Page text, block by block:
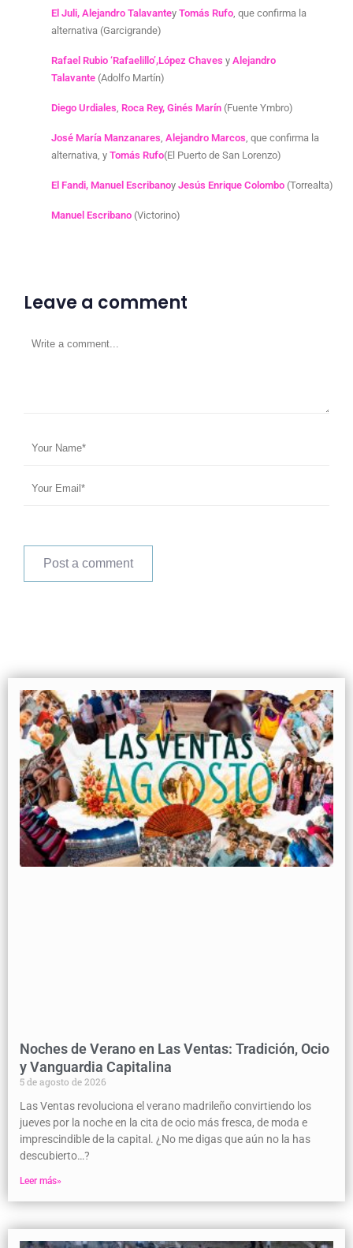
El Juli, Alejandro Talavantey Tomás Rufo, que confirma la
alternativa (Garcigrande)
Rafael Rubio ‘Rafaelillo’,López Chaves y Alejandro
Talavante (Adolfo Martín)
Diego Urdiales, Roca Rey, Ginés Marín (Fuente Ymbro)
José María Manzanares, Alejandro Marcos, que confirma la
alternativa, y Tomás Rufo(El Puerto de San Lorenzo)
El Fandi, Manuel Escribanoy Jesús Enrique Colombo (Torrealta)
Manuel Escribano (Victorino)
Leave a comment
Noches de Verano en Las Ventas: Tradición, Ocio
y Vanguardia Capitalina
5 de agosto de 2026
Las Ventas revoluciona el verano madrileño convirtiendo los
jueves por la noche en la cita de ocio más fresca, de moda e
imprescindible de la capital. ¿No me digas que aún no la has
descubierto…?
Leer más»